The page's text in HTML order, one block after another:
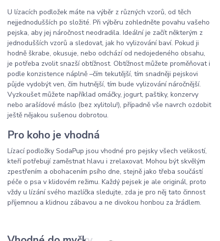
U lízacích podložek máte na výběr z různých vzorů, od těch
nejjednodušších po složité. Při výběru zohledněte povahu vašeho
pejska, aby jej náročnost neodradila. Ideální je začít některým z
jednodušších vzorů a sledovat, jak ho vylizování baví. Pokud ji
hodně škrabe, okusuje, nebo odchází od nedojedeného obsahu,
je potřeba zvolit snazší obtížnost. Obtížnost můžete proměňovat i
podle konzistence náplně –⁠⁠⁠⁠⁠⁠čím tekutější, tím snadněji pejskovi
půjde vydobýt ven, čím hutnější, tím bude vylizování náročnější.
Vyzkoušet můžete například omáčky, jogurt, paštiky, konzervy
nebo arašídové máslo (bez xylitolu!), případně vše navrch ozdobit
ještě nějakou sušenou dobrotou.
Pro koho je vhodná
Lízací podložky SodaPup jsou vhodné pro pejsky všech velikostí,
kteří potřebují zaměstnat hlavu i zrelaxovat. Mohou být skvělým
zpestřením a obohacením psího dne, stejně jako třeba součástí
péče o psa v klidovém režimu. Každý pejsek je ale originál, proto
vždy u lízání svého mazlíčka sledujte, zda je pro něj tato činnost
příjemnou a klidnou zábavou a ne divokou honbou za žrádlem.